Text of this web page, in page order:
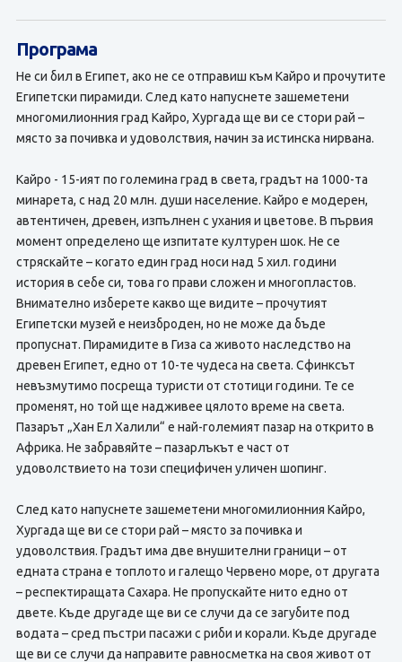
Програма
Не си бил в Египет, ако не се отправиш към Кайро и прочутите
Египетски пирамиди. След като напуснете зашеметени
многомилионния град Кайро, Хургада ще ви се стори рай –
място за почивка и удоволствия, начин за истинска нирвана.
Кайро - 15-ият по големина град в света, градът на 1000-та
минарета, с над 20 млн. души население. Кайро е модерен,
автентичен, древен, изпълнен с ухания и цветове. В първия
момент определено ще изпитате културен шок. Не се
стряскайте – когато един град носи над 5 хил. години
история в себе си, това го прави сложен и многопластов.
Внимателно изберете какво ще видите – прочутият
Египетски музей е неизброден, но не може да бъде
пропуснат. Пирамидите в Гиза са живото наследство на
древен Египет, едно от 10-те чудеса на света. Сфинксът
невъзмутимо посреща туристи от стотици години. Те се
променят, но той ще надживее цялото време на света.
Пазарът „Хан Ел Халили“ е най-големият пазар на открито в
Африка. Не забравяйте – пазарлъкът е част от
удоволствието на този специфичен уличен шопинг.
След като напуснете зашеметени многомилионния Кайро,
Хургада ще ви се стори рай – място за почивка и
удоволствия. Градът има две внушителни граници – от
едната страна е топлото и галещо Червено море, от другата
– респектиращата Сахара. Не пропускайте нито едно от
двете. Къде другаде ще ви се случи да се загубите под
водата – сред пъстри пасажи с риби и корали. Къде другаде
ще ви се случи да направите равносметка на своя живот от